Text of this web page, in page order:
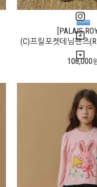
[PALAIS
(C)프릴포켓데님팬츠
108,000